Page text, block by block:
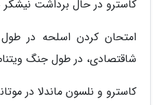
کاسترو در حال برداشت نیشکر در
امتحان کردن اسلحه در
شاقتصادی، در طول جنگ ویتنام.
کاسترو و نلسون ماندلا در